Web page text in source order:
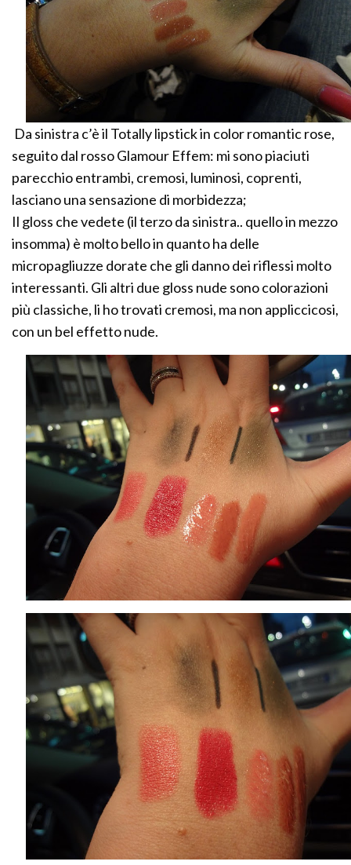
Da sinistra c’è il Totally lipstick in color romantic rose,
seguito dal rosso Glamour Effem: mi sono piaciuti
parecchio entrambi, cremosi, luminosi, coprenti,
lasciano una sensazione di morbidezza;
Il gloss che vedete (il terzo da sinistra.. quello in mezzo
insomma) è molto bello in quanto ha delle
micropagliuzze dorate che gli danno dei riflessi molto
interessanti. Gli altri due gloss nude sono colorazioni
più classiche, li ho trovati cremosi, ma non appliccicosi,
con un bel effetto nude.